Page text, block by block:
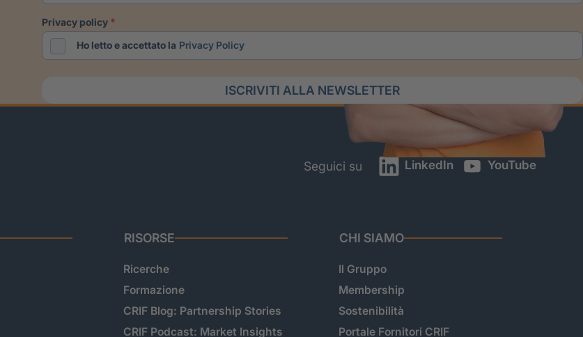
privacy policy
Ho letto e accettato la Privacy Policy
ISCRIVITI ALLA NEWSLETTER
Seguici su LinkedIn YouTube
RISORSE
Ricerche
Formazione
CRIF Blog: Partnership Stories
CRIF Podcast: Market Insights
CHI SIAMO
Il Gruppo
Membership
Sostenibilità
Portale Fornitori CRIF